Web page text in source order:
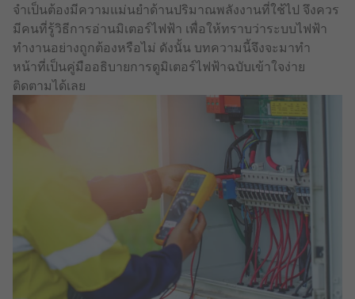
จำเป็นต้องมีความแม่นยำด้านปริมาณพลังงานที่ใช้ไป จึงควร
มีคนที่รู้วิธีการอ่านมิเตอร์ไฟฟ้า เพื่อให้ทราบว่าระบบไฟฟ้า
ทำงานอย่างถูกต้องหรือไม่ ดังนั้น บทความนี้จึงจะมาทำ
หน้าที่เป็นคู่มืออธิบายการดูมิเตอร์ไฟฟ้าฉบับเข้าใจง่าย
ติดตามได้เลย